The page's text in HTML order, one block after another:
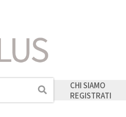
Cerca CHI SIAMO
REGISTRATI